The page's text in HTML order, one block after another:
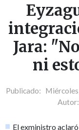
Jara:
ni
Publicado:
Autor:
El exministro